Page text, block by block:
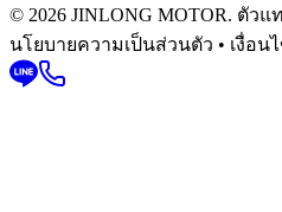
© 2026 JINLONG MOTOR. ตัว
นโยบายความเป็นส่วนตัว • เงื่อน